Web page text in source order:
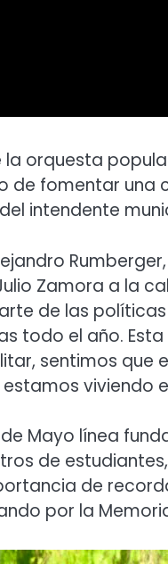
orquesta
de fomentar una
intendente
Zamora a la
de las
todo el año.
sentimos que
viviendo
Mayo línea
de
de
por la